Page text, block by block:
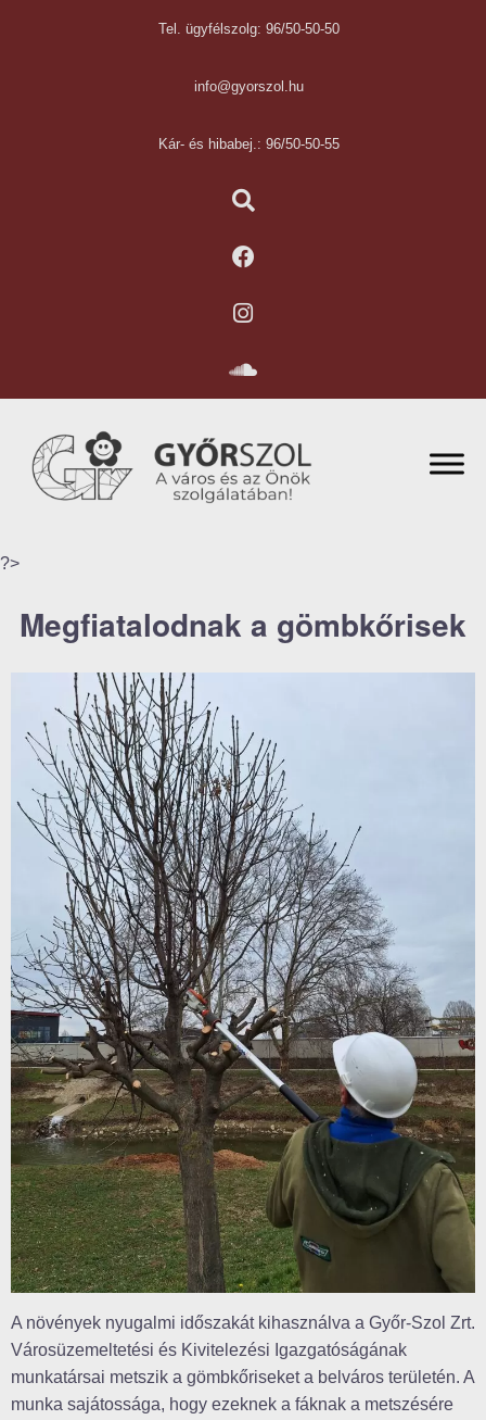
Tel. ügyfélszolg: 96/50-50-50
info@gyorszol.hu
Kár- és hibabej.: 96/50-50-55
?>
Megfiatalodnak a gömbkőrisek
A növények nyugalmi időszakát kihasználva a Győr-Szol Zrt.
Városüzemeltetési és Kivitelezési Igazgatóságának
munkatársai metszik a gömbkőriseket a belváros területén. A
munka sajátossága, hogy ezeknek a fáknak a metszésére